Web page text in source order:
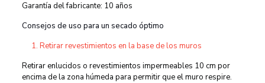
Garantía del fabricante: 10 años
Consejos de uso para un secado óptimo
Retirar revestimientos en la base de los muros
Retirar enlucidos o revestimientos impermeables 10 cm por
encima de la zona húmeda para permitir que el muro respire.